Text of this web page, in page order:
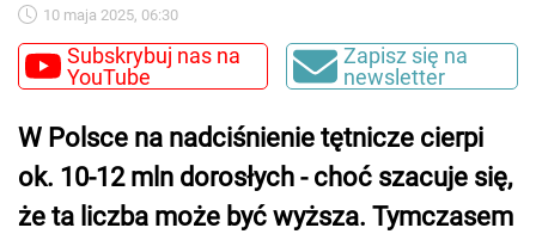
10 maja 2025, 06:30
Subskrybuj nas na
YouTube
Zapisz się na
newsletter
W Polsce na nadciśnienie tętnicze cierpi
ok. 10-12 mln dorosłych - choć szacuje się,
że ta liczba może być wyższa. Tymczasem